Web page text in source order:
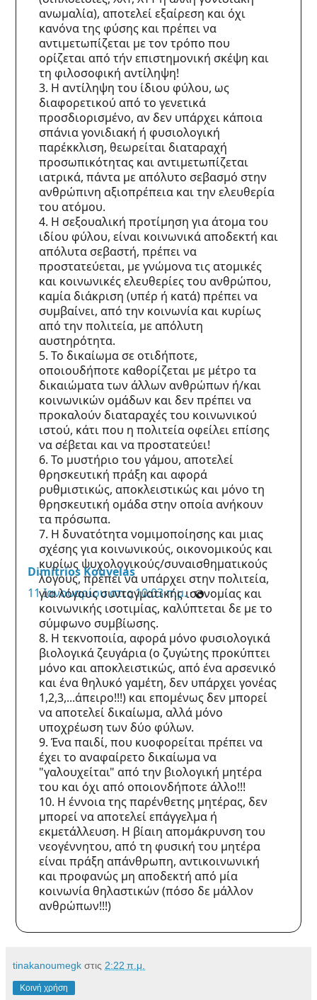
Dimitrios Kouvelas
11 Ιανουαρίου στις 10:03 π.μ.·
ανωμαλία), αποτελεί εξαίρεση και όχι
κανόνα της φύσης και πρέπει να
αντιμετωπίζεται με τον τρόπο που
ορίζεται από τήν επιστημονική σκέψη και
τη φιλοσοφική αντίληψη!
3. Η αντίληψη του ίδιου φύλου, ως
διαφορετικού από το γενετικά
προσδιορισμένο, αν δεν υπάρχει κάποια
σπάνια γονιδιακή ή φυσιολογική
παρέκκλιση, θεωρείται διαταραχή
προσωπικότητας και αντιμετωπίζεται
ιατρικά, πάντα με απόλυτο σεβασμό στην
ανθρώπινη αξιοπρέπεια και την ελευθερία
του ατόμου.
4. Η σεξουαλική προτίμηση για άτομα του
ιδίου φύλου, είναι κοινωνικά αποδεκτή και
απόλυτα σεβαστή, πρέπει να
προστατεύεται, με γνώμονα τις ατομικές
και κοινωνικές ελευθερίες του ανθρώπου,
καμία διάκριση (υπέρ ή κατά) πρέπει να
συμβαίνει, από την κοινωνία και κυρίως
από την πολιτεία, με απόλυτη
αυστηρότητα.
5. Το δικαίωμα σε οτιδήποτε,
οποιουδήποτε καθορίζεται με μέτρο τα
δικαιώματα των άλλων ανθρώπων ή/και
κοινωνικών ομάδων και δεν πρέπει να
προκαλούν διαταραχές του κοινωνικού
ιστού, κάτι που η πολιτεία οφείλει επίσης
να σέβεται και να προστατεύει!
6. Το μυστήριο του γάμου, αποτελεί
θρησκευτική πράξη και αφορά
ρυθμιστικώς, αποκλειστικώς και μόνο τη
θρησκευτική ομάδα στην οποία ανήκουν
τα πρόσωπα.
7. Η δυνατότητα νομιμοποίησης και μιας
σχέσης για κοινωνικούς, οικονομικούς και
κυρίως ψυχολογικούς/συναισθηματικούς
λόγους, πρέπει να υπάρχει στην πολιτεία,
για λόγους συνταγματικής ισονομίας και
κοινωνικής ισοτιμίας, καλύπτεται δε με το
σύμφωνο συμβίωσης.
8. Η τεκνοποιία, αφορά μόνο φυσιολογικά
βιολογικά ζευγάρια (ο ζυγώτης προκύπτει
μόνο και αποκλειστικώς, από ένα αρσενικό
και ένα θηλυκό γαμέτη, δεν υπάρχει γονέας
1,2,3,...άπειρο!!!) και επομένως δεν μπορεί
να αποτελεί δικαίωμα, αλλά μόνο
υποχρέωση των δύο φύλων.
9. Ένα παιδί, που κυοφορείται πρέπει να
έχει το αναφαίρετο δικαίωμα να
"γαλουχείται" από την βιολογική μητέρα
του και όχι από οποιονδήποτε άλλο!!!
10. Η έννοια της παρένθετης μητέρας, δεν
μπορεί να αποτελεί επάγγελμα ή
εκμετάλλευση. Η βίαιη απομάκρυνση του
νεογέννητου, από τη φυσική του μητέρα
είναι πράξη απάνθρωπη, αντικοινωνική
και προφανώς μη αποδεκτή από μία
κοινωνία θηλαστικών (πόσο δε μάλλον
ανθρώπων!!!)
tinakanoumegk στις 2:22 π.μ.
Κοινή χρήση